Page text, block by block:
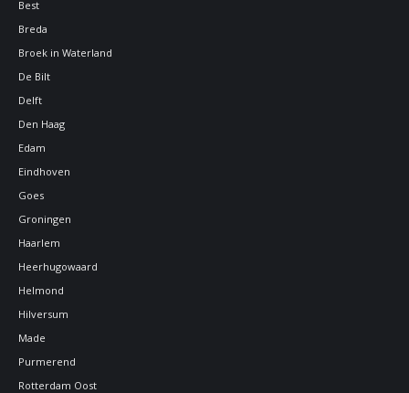
Best
Breda
Broek in Waterland
De Bilt
Delft
Den Haag
Edam
Eindhoven
Goes
Groningen
Haarlem
Heerhugowaard
Helmond
Hilversum
Made
Purmerend
Rotterdam Oost